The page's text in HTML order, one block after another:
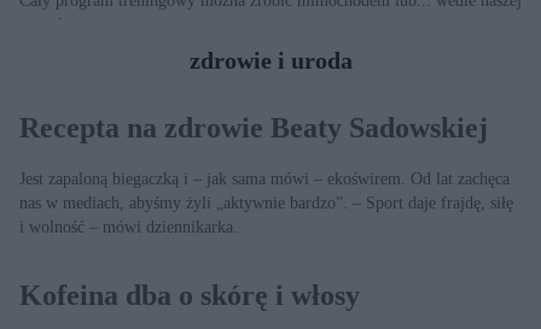
instrukcji.
zdrowie i uroda
Recepta na zdrowie Beaty Sadowskiej
Jest zapaloną biegaczką i – jak sama mówi – ekoświrem. Od lat zachęca
nas w mediach, abyśmy żyli „aktywnie bardzo”. – Sport daje frajdę, siłę
i wolność – mówi dziennikarka.
Kofeina dba o skórę i włosy